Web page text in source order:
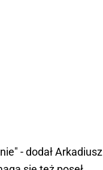
- dodał Arkadiusz